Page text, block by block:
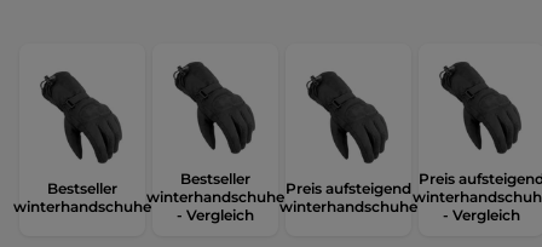
Bestseller
winterhandschuhe
Bestseller
winterhandschuhe
- Vergleich
Preis aufsteigend
winterhandschuhe
Preis
- Vergleich